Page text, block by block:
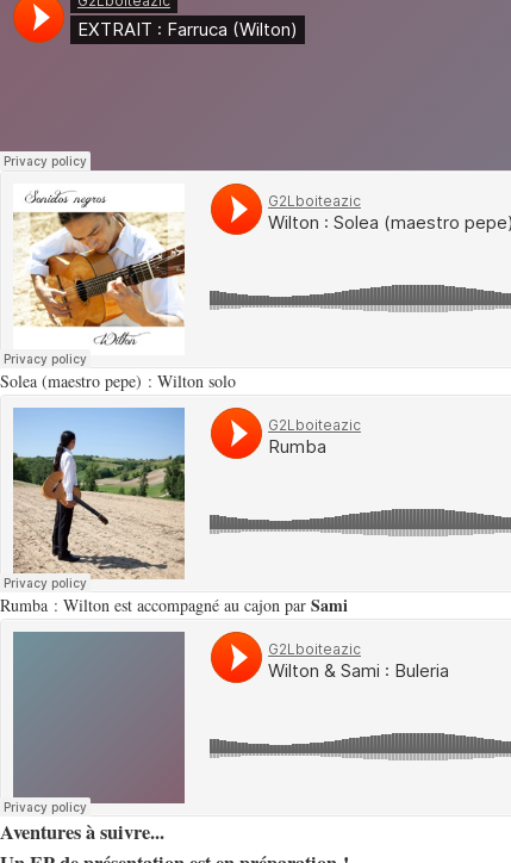
Solea (maestro pepe) : Wilton solo
Rumba : Wilton est accompagné au cajon par Sami
Aventures à suivre...